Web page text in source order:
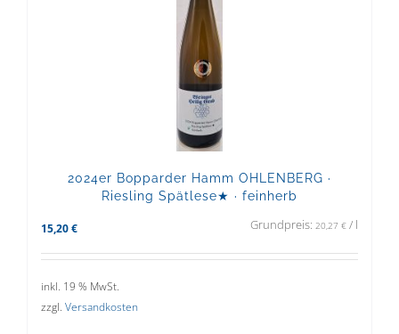
2024er Bopparder Hamm OHLENBERG ·
Riesling Spätlese★ · feinherb
15,20 € Grundpreis: 20,27 € / l
inkl. 19 % MwSt.
zzgl. Versandkosten